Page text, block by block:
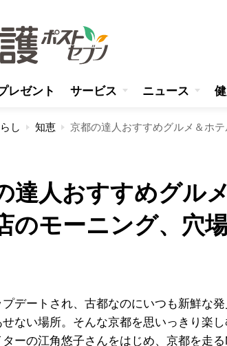
レゼント サービス ニュース
し 知恵
達人おすすめグル
のモーニング、穴
デートされ、古都なのにいつも新鮮な
せない場所。そんな京都を思いっきり楽
ーの江角悠子さんをはじめ、京都を走